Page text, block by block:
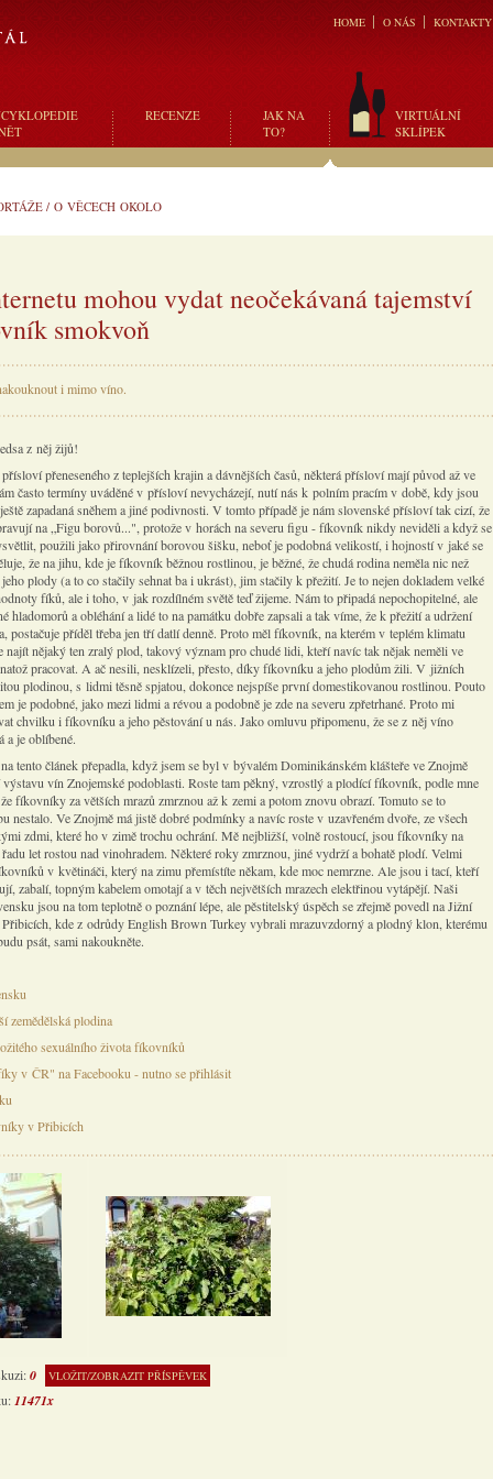
HOME O NÁS KONTAKTY
RECENZE
JAK NA
TO?
VIRTUÁLNÍ
SKLÍPEK
/ O VĚCECH OKOLO
mohou vydat neočekávaná tajemství
smokvoň
i mimo víno.
z něj žijů!
přeneseného z teplejších krajin a dávnějších časů, některá přísloví mají původ až ve
často termíny uváděné v přísloví nevycházejí, nutí nás k polním pracím v době, kdy jsou
zapadaná sněhem a jiné podivnosti. V tomto případě je nám slovenské přísloví tak cizí, že
na „Figu borovů...", protože v horách na severu figu - fíkovník nikdy neviděli a když se
použili jako přirovnání borovou šišku, neboť je podobná velikostí, i hojností v jaké se
že na jihu, kde je fíkovník běžnou rostlinou, je běžné, že chudá rodina neměla nic než
plody (a to co stačily sehnat ba i ukrást), jim stačily k přežití. Je to nejen dokladem velké
fíků, ale i toho, v jak rozdílném světě teď žijeme. Nám to připadá nepochopitelné, ale
hladomorů a obléhání a lidé to na památku dobře zapsali a tak víme, že k přežití a udržení
postačuje příděl třeba jen tří datlí denně. Proto měl fíkovník, na kterém v teplém klimatu
najít nějaký ten zralý plod, takový význam pro chudé lidi, kteří navíc tak nějak neměli ve
pracovat. A ač nesili, nesklízeli, přesto, díky fíkovníku a jeho plodům žili. V jižních
plodinou, s lidmi těsně spjatou, dokonce nejspíše první domestikovanou rostlinou. Pouto
je podobné, jako mezi lidmi a révou a podobně je zde na severu zpřetrhané. Proto mi
chvilku i fíkovníku a jeho pěstování u nás. Jako omluvu připomenu, že se z něj víno
a je oblíbené.
tento článek přepadla, když jsem se byl v bývalém Dominikánském klášteře ve Znojmě
vín Znojemské podoblasti. Roste tam pěkný, vzrostlý a plodící fíkovník, podle mne
fíkovníky za větších mrazů zmrznou až k zemi a potom znovu obrazí. Tomuto se to
nestalo. Ve Znojmě má jistě dobré podmínky a navíc roste v uzavřeném dvoře, ze všech
zdmi, které ho v zimě trochu ochrání. Mě nejbližší, volně rostoucí, jsou fíkovníky na
let rostou nad vinohradem. Některé roky zmrznou, jiné vydrží a bohatě plodí. Velmi
v květináči, který na zimu přemístíte někam, kde moc nemrzne. Ale jsou i tací, kteří
zabalí, topným kabelem omotají a v těch největších mrazech elektřinou vytápějí. Naši
jsou na tom teplotně o poznání lépe, ale pěstitelský úspěch se zřejmě povedl na Jižní
kde z odrůdy English Brown Turkey vybrali mrazuvzdorný a plodný klon, kterému
psát, sami nakoukněte.
zemědělská plodina
sexuálního života fíkovníků
v ČR" na Facebooku - nutno se přihlásit
v Přibicích
0 VLOŽIT/ZOBRAZIT PŘÍSPĚVEK
11471x